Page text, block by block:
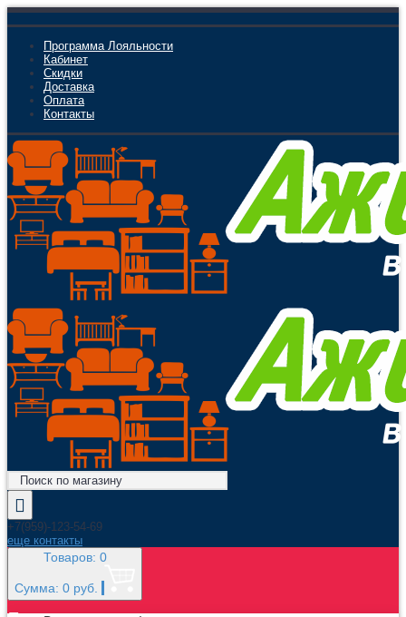
Программа Лояльности
Кабинет
Скидки
Доставка
Оплата
Контакты
+7(959)-123-54-69
еще контакты
Товаров: 0
Сумма: 0 руб.